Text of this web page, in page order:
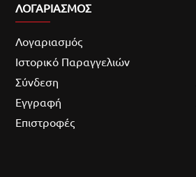
ΛΟΓΑΡΙΑΣΜΌΣ
Λογαριασμός
Ιστορικό Παραγγελιών
Σύνδεση
Εγγραφή
Επιστροφές